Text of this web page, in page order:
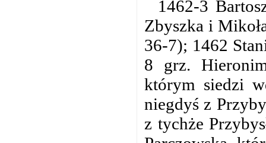
1462-3
Zbyszka i
36-7); 1462
8 grz.
którym siedzi
niegdyś z
z tychże